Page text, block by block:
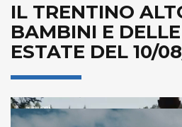
IL TRENTINO
BAMBINI E
ESTATE DEL 10/